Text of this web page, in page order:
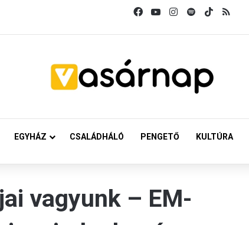
FacebookYouTubeInstagram
SpotifyTikTok
EGYHÁZ CSALÁDHÁLÓ PENGETŐ KULTÚRA
vagyunk – EM-